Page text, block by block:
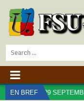
Search
for:
EN BREF
LE 29 SEPTEMBRE !